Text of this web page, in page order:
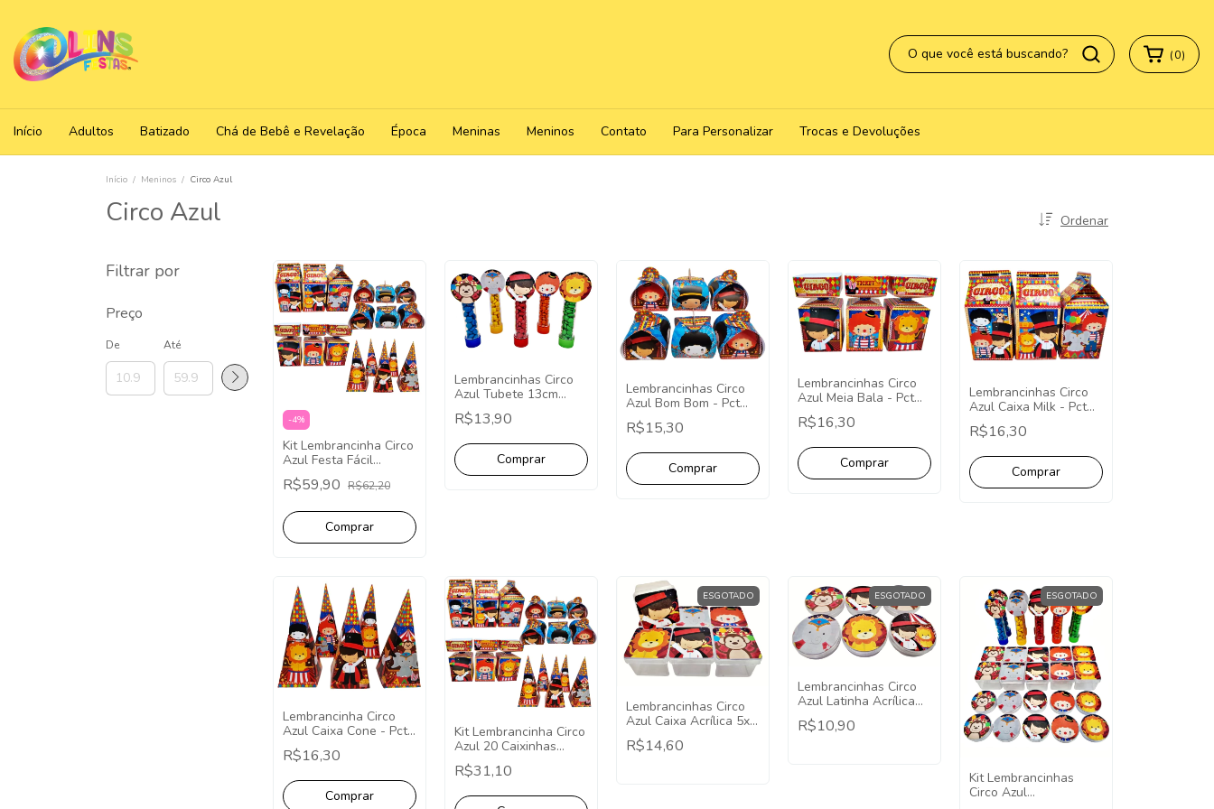
(0)
Início Adultos Batizado Chá de Bebê e Revelação Época Meninas Meninos Contato Para Personalizar Trocas e Devoluções
Início / Meninos / Circo Azul
Circo Azul Ordenar
Filtrar por
Preço
De Até
-4%
Kit Lembrancinha Circo
Azul Festa Fácil
Papelaria 40 Caixinhas.
R$59,90 R$62,20
Lembrancinhas Circo
Azul Tubete 13cm
Aplique Redondo - 10
Unidades
R$13,90
Lembrancinhas Circo
Azul Bom Bom - Pct
com 10 Unidades
R$15,30
Lembrancinhas Circo
Azul Meia Bala - Pct
com 10 Unidades
R$16,30
Lembrancinhas Circo
Azul Caixa Milk - Pct
com 10 unidades.
R$16,30
Lembrancinha Circo
Azul Caixa Cone - Pct
com 10 Unidades.
R$16,30
Kit Lembrancinha Circo
Azul 20 Caixinhas
Festa Fácil Decoração
R$31,10
ESGOTADO
Lembrancinhas Circo
Azul Caixa Acrílica 5x5
- 10 Unidades
R$14,60
ESGOTADO
Lembrancinhas Circo
Azul Latinha Acrílica
5x5 - 10 Unidades
R$10,90
ESGOTADO
Kit Lembrancinhas
Circo Azul